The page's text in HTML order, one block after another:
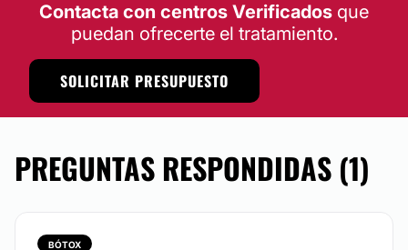
Contacta con centros Verificados que
puedan ofrecerte el tratamiento.
SOLICITAR PRESUPUESTO
PREGUNTAS RESPONDIDAS (1)
BÓTOX